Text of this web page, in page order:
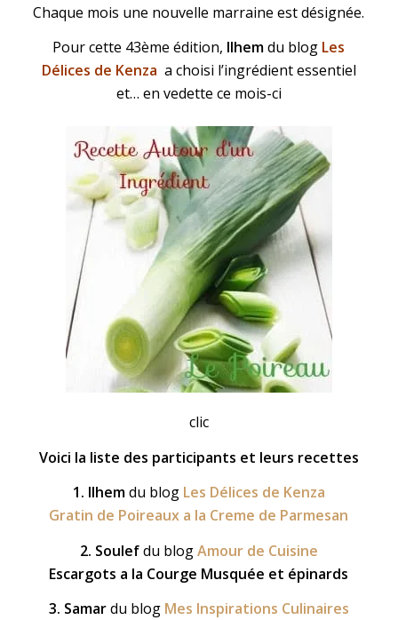
Chaque mois une nouvelle marraine est désignée.
Pour cette 43ème édition, Ilhemdu blog Les
Délices de Kenza a choisi l’ingrédient essentiel
et… en vedette ce mois-ci
clic
Voici la liste des participants et leurs recettes
1. Ilhemdu blog Les Délices de Kenza
Gratin de Poireaux a la Creme de Parmesan
2. Soulefdu blogAmour de Cuisine
Escargots a la Courge Musquée et épinards
3. Samardu blog Mes Inspirations Culinaires